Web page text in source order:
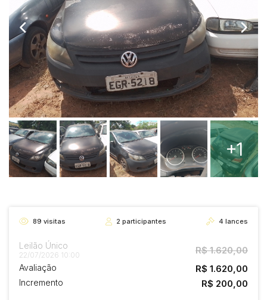
+1
89 visitas 2 participantes 4 lances
Leilão Único
22/07/2026 10:00 R$ 1.620,00
Avaliação R$ 1.620,00
Incremento R$ 200,00